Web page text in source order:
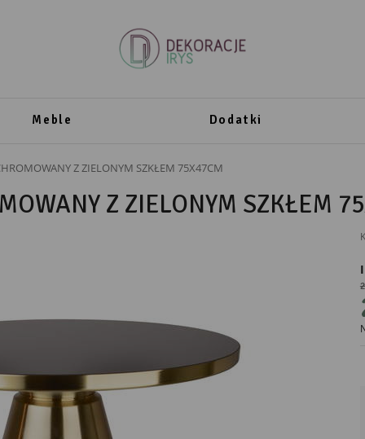
Meble Dodatki
Z ZIELONYM SZKŁEM 75X47CM
Z ZIELONYM SZKŁEM
Ewax